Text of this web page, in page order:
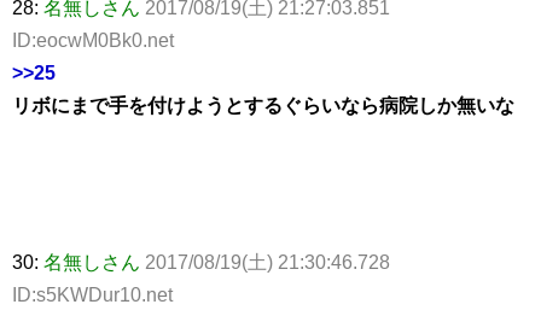
28: 名無しさん 2017/08/19(土) 21:27:03.851
ID:eocwM0Bk0.net
>>25
リボにまで手を付けようとするぐらいなら病院しか無いな
30: 名無しさん 2017/08/19(土) 21:30:46.728
ID:s5KWDur10.net